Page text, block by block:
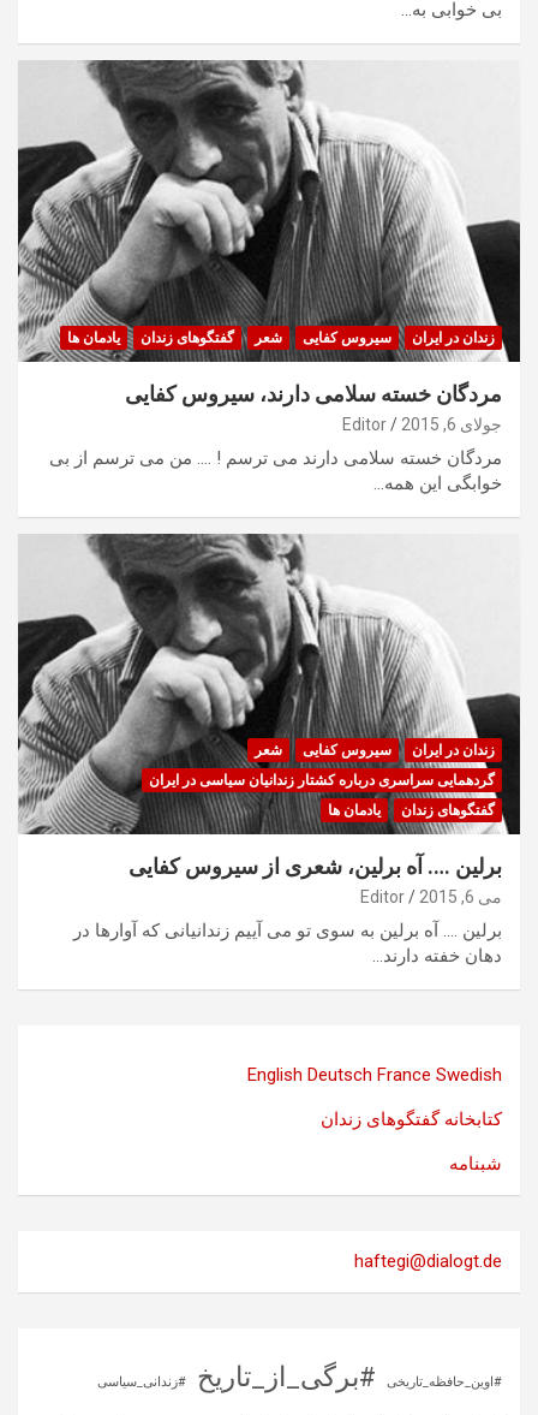
بی خوابی به…
زندان در ایران سیروس کفایی شعر گفتگوهای زندان یادمان ها
مردگان خسته سلامی دارند، سیروس کفایی
جولای 6, 2015 Editor
مردگان خسته سلامی دارند می ترسم ! …. من می ترسم از بی
خوابگی این همه…
زندان در ایران سیروس کفایی
شعر
گردهمایی سراسری درباره کشتار زندانیان سیاسی در ایران
گفتگوهای زندان
یادمان ها
برلین …. آه برلین، شعری از سیروس کفایی
می 6, 2015 Editor
برلین …. آه برلین به سوی تو می آییم زندانیانی که آوارها در
دهان خفته دارند…
English Deutsch France Swedish
کتابخانه گفتگوهای زندان
شبنامه
haftegi@dialogt.de
#اوین_حافظه_تاریخی #برگی_از_تاریخ #زندانی_سیاسی